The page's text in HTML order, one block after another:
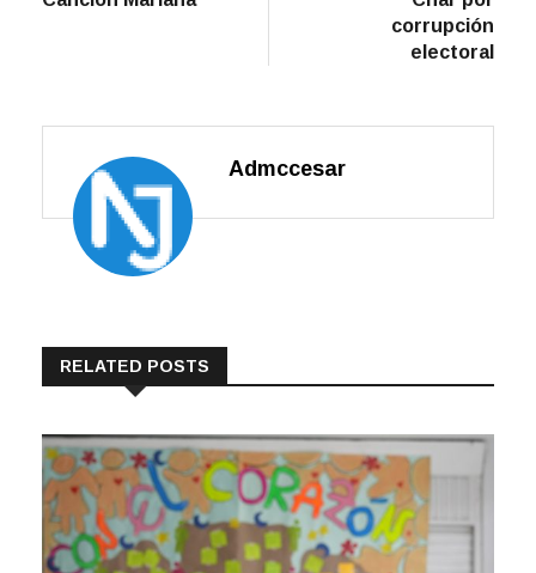
corrupción
electoral
Admccesar
RELATED POSTS